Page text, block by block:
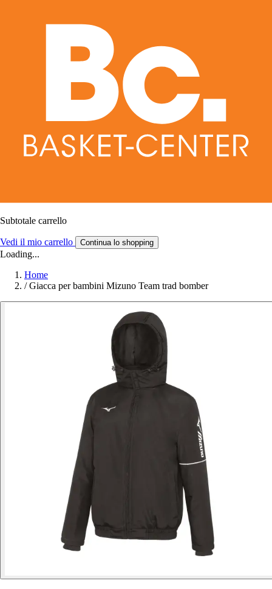
Subtotale carrello
Vedi il mio carrello Continua lo shopping
Loading...
Home
/ Giacca per bambini Mizuno Team trad bomber